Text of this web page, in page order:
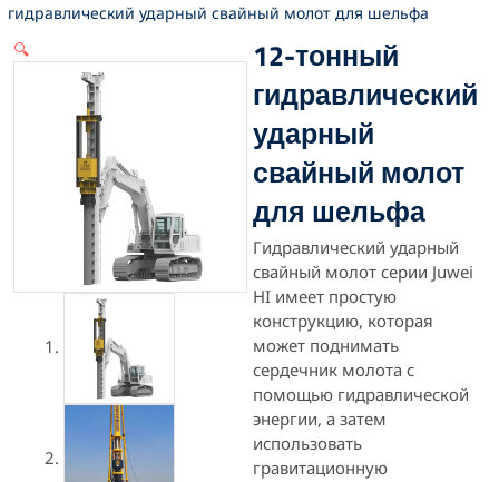
гидравлический ударный свайный молот для шельфа
🔍
12-тонный
гидравлический
ударный
свайный молот
для шельфа
Гидравлический ударный
свайный молот серии Juwei
HI имеет простую
конструкцию, которая
может поднимать
сердечник молота с
помощью гидравлической
энергии, а затем
использовать
гравитационную